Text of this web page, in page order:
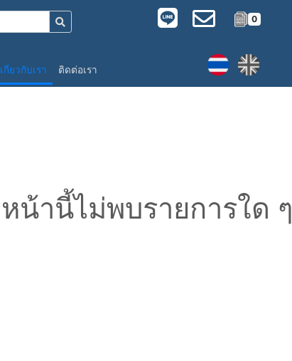
เกี่ยวกับเรา ติดต่อเรา
0
หน้านี้ไม่พบรายการใด ๆ